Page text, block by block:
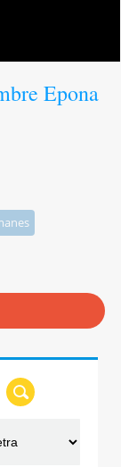
Epona